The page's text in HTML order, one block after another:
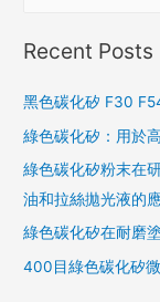
Recent Posts
黑色碳化矽 F30
綠色碳化矽：用於
綠色碳化矽粉末在
油和拉絲拋光液的
綠色碳化矽在耐磨
400目綠色碳化矽